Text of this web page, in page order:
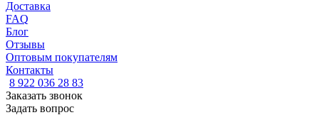
Доставка
FAQ
Блог
Отзывы
Оптовым покупателям
Контакты
8 922 036 28 83
Заказать звонок
Задать вопрос